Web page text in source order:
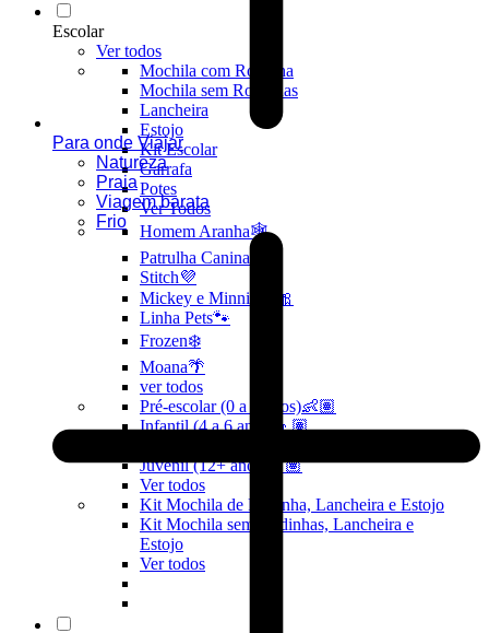
Escolar
Ver todos
Mochila com Rodinha
Mochila sem Rodinhas
Lancheira
Estojo
Kit Escolar
Garrafa
Potes
Ver Todos
Homem Aranha🕸️
Patrulha Canina🐶
Stitch💜
Mickey e Minnie🐭🎀
Linha Pets🐾
Frozen❄️
Moana🌴
ver todos
Pré-escolar (0 a 3 anos)👶🏽
Infantil (4 a 6 anos)👦🏽
Juvenil (12+ anos)👨🏽
Ver todos
Kit Mochila de Rodinha, Lancheira e Estojo
Kit Mochila sem Rodinhas, Lancheira e
Estojo
Ver todos
Para onde Viajar
Natureza
Praia
Viagem barata
Frio